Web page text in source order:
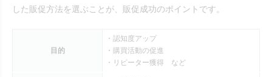
した販促方法を選ぶことが、販促成功のポイントです。
目的
・認知度アップ
・購買活動の促進
・リピーター獲得 など